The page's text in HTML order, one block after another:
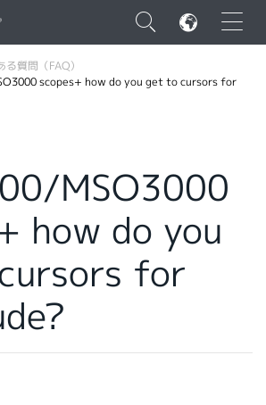
×
る質問（FAQ）
scopes+ how do you get to cursors for
MSO3000
how do you
for